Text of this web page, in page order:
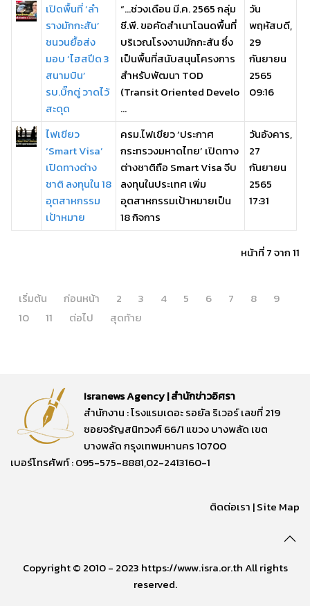
เปิดพื้นที่ ‘ลำ
รางมักกะสัน’
ชนวนยื้อส่ง
มอบ ‘ไฮสปีด 3
สนามบิน’
รบ.บิ๊กตู่ วาดไว้
สะดุด
“...ช่วงเดือน มี.ค. 2565 กลุ่ม
ซี.พี. ขอคัดสำเนาโฉนดพื้นที่
บริเวณโรงงานมักกะสัน ซึ่ง
เป็นพื้นที่สนับสนุนโครงการ
สำหรับพัฒนา TOD
(Transit Oriented Develo
...
วัน
พฤหัสบดี,
29
กันยายน
2565
09:16
ไฟเขียว
‘Smart Visa’
เปิดทางต่าง
ชาติ ลงทุนใน 18
อุตสาหกรรม
เป้าหมาย
ครม.ไฟเขียว ‘ประกาศ
กระทรวงมหาดไทย’ เปิดทาง
ต่างชาติถือ Smart Visa จีบ
ลงทุนในประเทศ เพิ่ม
อุตสาหกรรมเป้าหมายเป็น
18 กิจการ
วันอังคาร,
27
กันยายน
2565
17:31
หน้าที่ 7 จาก 11
เริ่มต้น ก่อนหน้า 2 3 4 5 6 7 8
9
10
11 ต่อไป สุดท้าย
Isranews Agency | สำนักข่าวอิศรา
สำนักงาน : โรงแรมเดอะ รอยัล ริเวอร์ เลขที่ 219
ซอยจรัญสนิทวงศ์ 66/1 แขวง บางพลัด เขต
บางพลัด กรุงเทพมหานคร 10700
เบอร์โทรศัพท์ : 095-575-8881,02-2413160-1
ติดต่อเรา |Site Map
Copyright © 2010 - 2023 https://www.isra.or.th All rights
reserved.